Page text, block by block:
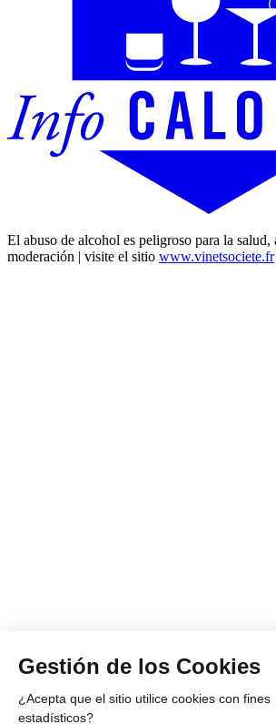
Gestión de los Cookies
¿Acepta que el sitio utilice cookies con fines
estadísticos?
El abuso de alcohol es peligroso para la salud,
moderación | visite el sitio www.vinetsociete.fr